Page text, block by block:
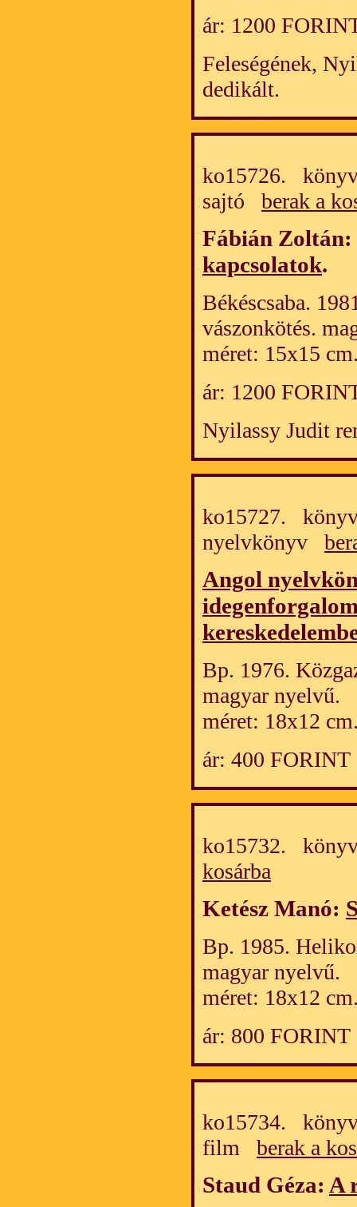
ár: 1200
Feleségének,
dedikált.
ko15726.
sajtó berak a
Fábián Zoltán:
kapcsolatok.
Békéscsaba.
vászonkötés.
méret: 15x15
ár: 1200
Nyilassy Judit
ko15727.
nyelvkönyv
Angol
Bp. 1976.
magyar nyelvű.
méret: 18x12
ár: 400 FORINT
ko15732.
kosárba
Ketész Manó:
Bp. 1985.
magyar nyelvű.
méret: 18x12
ár: 800 FORINT
ko15734.
film berak a
Staud Géza: A